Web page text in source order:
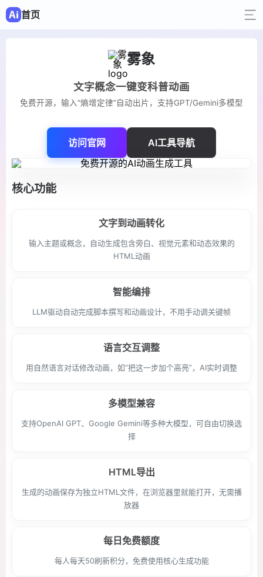
首页
雾象
文字概念一键变科普动画
免费开源，输入“熵增定律”自动出片，支持GPT/Gemini多模型
访问官网 AI工具导航
核心功能
文字到动画转化
输入主题或概念，自动生成包含旁白、视觉元素和动态效果的
HTML动画
智能编排
LLM驱动自动完成脚本撰写和动画设计，不用手动调关键帧
语言交互调整
用自然语言对话修改动画，如“把这一步加个高亮”，AI实时调整
多模型兼容
支持OpenAI GPT、Google Gemini等多种大模型，可自由切换选
择
HTML导出
生成的动画保存为独立HTML文件，在浏览器里就能打开，无需播
放器
每日免费额度
每人每天50刷新积分，免费使用核心生成功能